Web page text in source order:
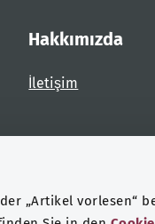
„Artikel vorlesen“
Hakkımızda
İletişim